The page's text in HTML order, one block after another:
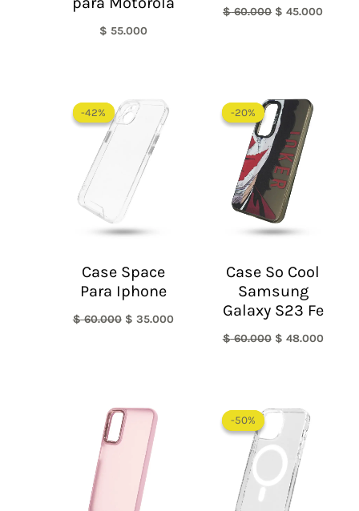
$ 55.000
$60.000 $ 45.000
-42%
-42%
Case Space
Para Iphone
$60.000
precio
original
$ 60.000.
$ 35.000
-20%
-20%
Case So Cool
Samsung
Galaxy S23 Fe
$60.000
precio
original
era:
$ 60.000.
$ 48.000
-50%
-50%
de
precios:
desde
$ 30.000
hasta